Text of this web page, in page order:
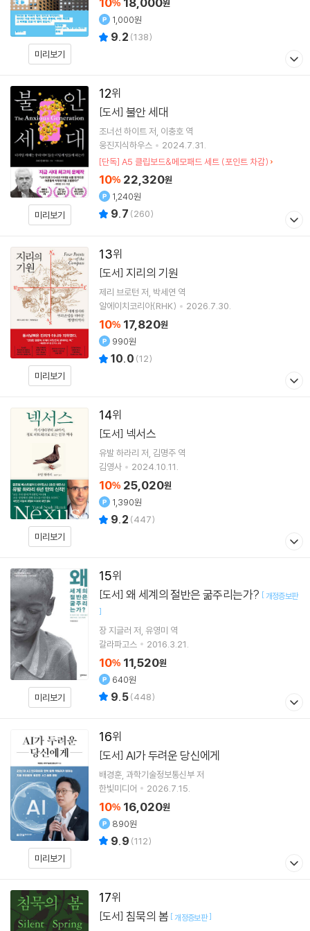
미리보기
%
원
1,000원
9.2 (138)
12
미리보기
[도서] 불안 세대
조너선 하이트 저 이충호 역
웅진지식하우스
2024.7.31.
[단독] A5 클립보드&메모패드 세트 (포인트 차감)
10% 22,320원
1,240원
9.7 (260)
13
미리보기
[도서] 지리의 기원
제리 브로턴 저 박세연 역
알에이치코리아(RHK)
2026.7.30.
10% 17,820원
990원
10.0 (12)
14
미리보기
[도서] 넥서스
유발 하라리 저 김명주 역
김영사
2024.10.11.
10% 25,020원
1,390원
9.2 (447)
15
미리보기
[도서] 왜 세계의 절반은 굶주리는가? [개정증보판
]
장 지글러 저 유영미 역
갈라파고스
2016.3.21.
10% 11,520원
640원
9.5(448)
16
미리보기
[도서] AI가 두려운 당신에게
배경훈 과학기술정보통신부저
한빛미디어
2026.7.15.
10% 16,020원
890원
9.9 (112)
17
[도서] 침묵의 봄 [개정증보판]